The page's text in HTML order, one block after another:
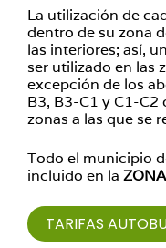
La utilización de
dentro de su zona
las interiores; así,
ser utilizado en las
excepción de los
B3, B3-C1 y C1-C2
zonas a las que se
Todo el municipio
incluido en la
TARIFAS